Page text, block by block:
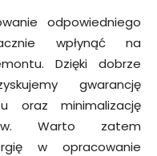
odpowiedniego
wpłynąć na
Dzięki dobrze
gwarancję
oraz minimalizację
Warto zatem
w opracowanie